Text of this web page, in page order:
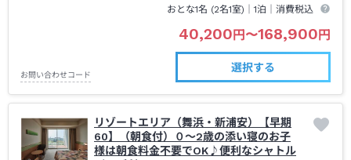
おとな1名 (2名1室)｜1泊 ｜消費税込
40,200 円 〜168,900 円
お問い合わせコード
選択する
リゾートエリア（舞浜・新浦安）【早期
60】（朝食付）０～2歳の添い寝のお子
様は朝食料金不要でOK♪便利なシャトル